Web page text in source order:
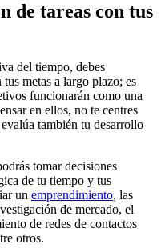
de tareas con tus
del tiempo, debes
metas a largo plazo; es
funcionarán como una
en ellos, no te centres
también tu desarrollo
tomar decisiones
de tu tiempo y tus
un emprendimiento, las
de mercado, el
de redes de contactos
otros.